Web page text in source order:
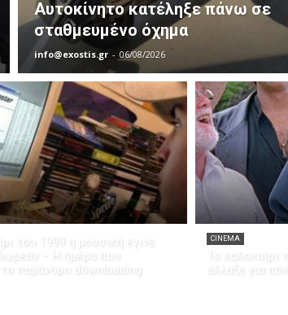
Αυτοκίνητο κατέληξε πάνω σε
σταθμευμένο όχημα
info@exostis.gr - 06/08/2026
του 1999 η μουσική έγινε
– Η ημέρα που
το παράνομο downloading
CINEMA
Το καλοκαίρι
άλλαξε για